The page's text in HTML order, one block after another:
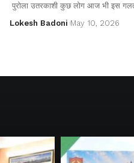
पुरोला उतरकाशी कुछ लोग आज भी इस
Lokesh Badoni May 10, 2026